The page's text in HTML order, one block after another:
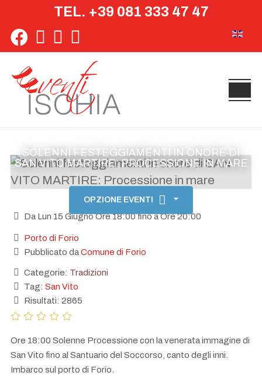
TEL. +39 081 333 47 47
SOLENNI FESTEGGIAMENTI IN ONORE DI
SAN VITO MARTIRE: PROCESSIONE IN MARE
OPZIONE EVENTI
Da Lun 15 Giugno Ore 18:00 fino a Ore 20:00
Porto di Forio
Pubblicato daComune di Forio
Categorie: Tradizioni
Tag: San Vito
Risultati: 2865
Ore 18:00 Solenne Processione con la venerata immagine di
San Vito fino al Santuario del Soccorso, canto degli inni.
Imbarco sul porto di Forio.